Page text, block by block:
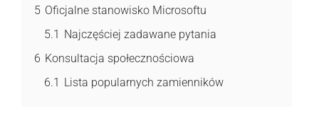
5 Oficjalne stanowisko Microsoftu
5.1 Najczęściej zadawane pytania
6 Konsultacja społecznościowa
6.1 Lista popularnych zamienników